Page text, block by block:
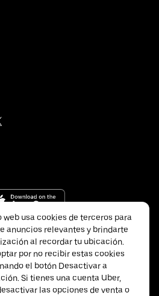
web usa cookies de terceros para
anuncios relevantes y brindarte
al recordar tu ubicación.
por no recibir estas cookies
el botón Desactivar a
Si tienes una cuenta Uber,
las opciones de venta o